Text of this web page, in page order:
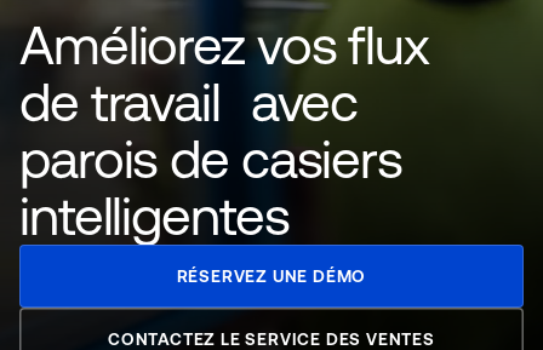
Améliorez vos flux
de travail avec
parois de casiers
intelligentes
RÉSERVEZ UNE DÉMO
CONTACTEZ LE SERVICE DES VENTES